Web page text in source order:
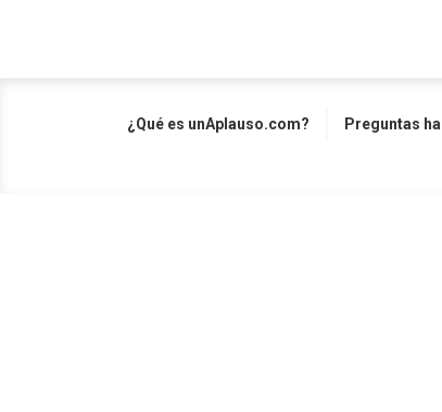
¿Qué es unAplauso.com? Preguntas